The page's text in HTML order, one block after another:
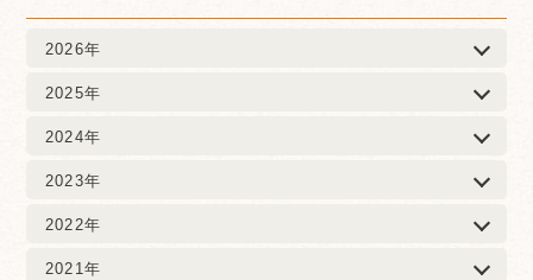
2026年
2025年
2024年
2023年
2022年
2021年